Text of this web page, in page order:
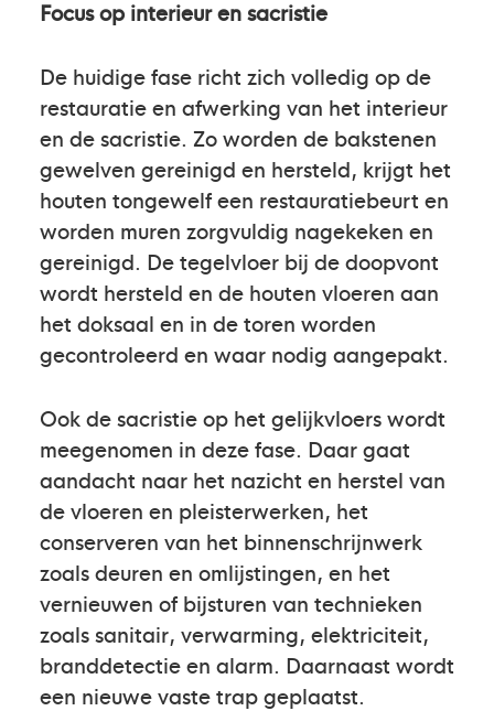
Focus op interieur en sacristie
De huidige fase richt zich volledig op de
restauratie en afwerking van het interieur
en de sacristie. Zo worden de bakstenen
gewelven gereinigd en hersteld, krijgt het
houten tongewelf een restauratiebeurt en
worden muren zorgvuldig nagekeken en
gereinigd. De tegelvloer bij de doopvont
wordt hersteld en de houten vloeren aan
het doksaal en in de toren worden
gecontroleerd en waar nodig aangepakt.
Ook de sacristie op het gelijkvloers wordt
meegenomen in deze fase. Daar gaat
aandacht naar het nazicht en herstel van
de vloeren en pleisterwerken, het
conserveren van het binnenschrijnwerk
zoals deuren en omlijstingen, en het
vernieuwen of bijsturen van technieken
zoals sanitair, verwarming, elektriciteit,
branddetectie en alarm. Daarnaast wordt
een nieuwe vaste trap geplaatst.